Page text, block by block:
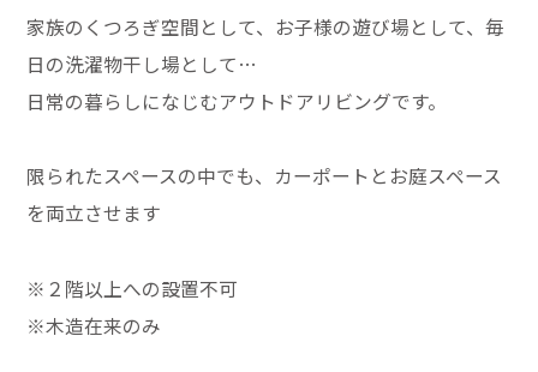
家族のくつろぎ空間として、お子様の遊び場として、毎
日の洗濯物干し場として…
日常の暮らしになじむアウトドアリビングです。
限られたスペースの中でも、カーポートとお庭スペース
を両立させます
※２階以上への設置不可
※木造在来のみ